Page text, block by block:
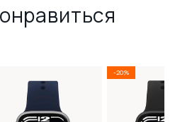
-20%